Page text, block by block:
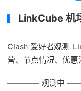
LinkCube 机
Clash 爱好者观测
营、节点情况、优惠
———— 观测中